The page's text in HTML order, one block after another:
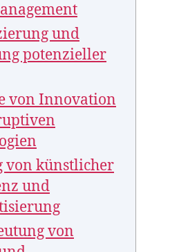
und
potenzieller
von Innovation
von künstlicher
und
von